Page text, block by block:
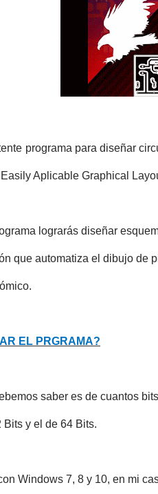
programa para diseñar
Aplicable Graphical
lograrás diseñar
que automatiza el dibujo de
EL PRGRAMA?
saber es de cuantos
y el de 64 Bits.
Windows 7, 8 y 10, en mi